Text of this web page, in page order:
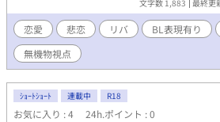
文字数 1,883 最終更
恋愛 悲恋 リバ BL表現有り
無機物視点
ｼｮｰﾄｼｮｰﾄ 連載中 R18
お気に入り : 4 24h.ポイント : 0